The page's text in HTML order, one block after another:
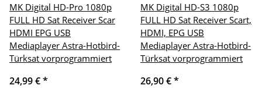
MK Digital HD-Pro 1080p
FULL HD Sat Receiver Scar
HDMI EPG USB
Mediaplayer Astra-Hotbird-
Türksat vorprogrammiert
24,99 €*
MK Digital HD-S3 1080p
FULL HD Sat Receiver Scart,
HDMI, EPG USB
Mediaplayer Astra-Hotbird-
Türksat vorprogrammiert
26,90 €*